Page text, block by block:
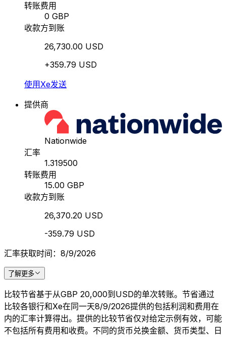
转账费用
0 GBP
收款方到账
26,730.00 USD
+359.79 USD
使用Xe发送
提供商
Nationwide
汇率
1.319500
转账费用
15.00 GBP
收款方到账
26,370.20 USD
-359.79 USD
汇率获取时间：8/9/2026
了解更多
比较节省基于从GBP 20,000到USD的单次转账。节省通过
比较各银行和Xe在同一天8/9/2026提供的包括利润和费用在
内的汇率计算得出。提供的比较节省仅对给定示例有效，可能
不包括所有费用和收费。不同的货币兑换金额、货币类型、日